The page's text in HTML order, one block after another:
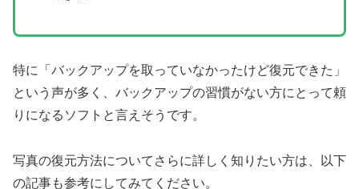
特に「バックアップを取っていなかったけど復元できた」
という声が多く、バックアップの習慣がない方にとって頼
りになるソフトと言えそうです。
写真の復元方法についてさらに詳しく知りたい方は、以下
の記事も参考にしてみてください。